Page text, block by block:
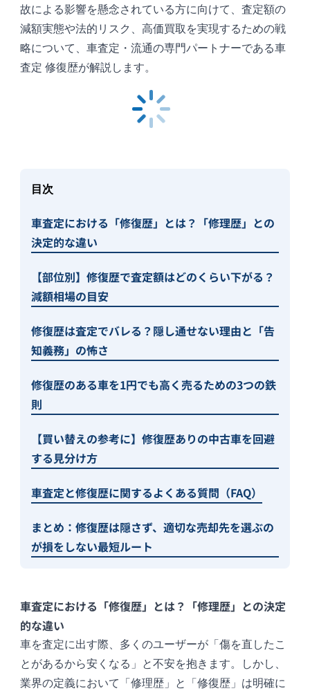
故による影響を懸念されている方に向けて、査定額の
減額実態や法的リスク、高価買取を実現するための戦
略について、車査定・流通の専門パートナーである車
査定 修復歴が解説します。
目次
車査定における「修復歴」とは？「修理歴」との
決定的な違い
【部位別】修復歴で査定額はどのくらい下がる？
減額相場の目安
修復歴は査定でバレる？隠し通せない理由と「告
知義務」の怖さ
修復歴のある車を1円でも高く売るための3つの鉄
則
【買い替えの参考に】修復歴ありの中古車を回避
する見分け方
車査定と修復歴に関するよくある質問（FAQ）
まとめ：修復歴は隠さず、適切な売却先を選ぶの
が損をしない最短ルート
車査定における「修復歴」とは？「修理歴」との決定
的な違い
車を査定に出す際、多くのユーザーが「傷を直したこ
とがあるから安くなる」と不安を抱きます。しかし、
業界の定義において「修理歴」と「修復歴」は明確に